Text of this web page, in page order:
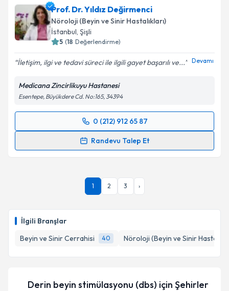
İlgili Branşlar
Beyin ve Sinir Cerrahisi
40 Nöroloji (Beyin ve Sinir
Prof. Dr. Yıldız Değirmenci
Nöroloji (Beyin ve Sinir Hastalıkları)
İstanbul, Şişli
5 (18 Değerlendirme)
İletişim, ilgi ve tedavi süreci ile ilgili gayet başarılı ve... Devamı
Medicana Zincirlikuyu Hastanesi
Esentepe, Büyükdere Cd. No:165, 34394
0 (212) 912 65 87
Randevu Talep Et
Randevu Takvimi Talebi
için bir takvim hazırlandığında e-posta ile
bilgilendireceğiz.
E-posta Adresiniz
kapsamda işlenmesini kabul ediyorum.
1 2 3 ›
Derin beyin stimülasyonu (dbs) için Şehirler